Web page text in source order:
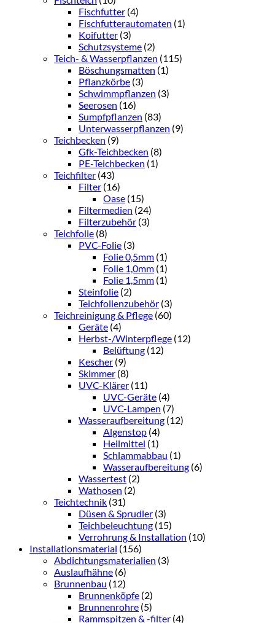
Fischfutter (4)
Fischfutterautomaten (1)
Koifutter (3)
Schutzsysteme (2)
Teich- & Wasserpflanzen (115)
Böschungsmatten (1)
Pflanzkörbe (3)
Schwimmpflanzen (3)
Seerosen (16)
Sumpfpflanzen (83)
Unterwasserpflanzen (9)
Teichbecken (9)
Gfk-Teichbecken (8)
PE-Teichbecken (1)
Teichfilter (43)
Filter (16)
Oase (15)
Filtermedien (24)
Filterzubehör (3)
Teichfolie (8)
PVC-Folie (3)
Folie 0,5mm (1)
Folie 1,0mm (1)
Folie 1,5mm (1)
Steinfolie (2)
Teichfolienzubehör (3)
Teichreinigung & Pflege (60)
Geräte (4)
Herbst-/Winterpflege (12)
Belüftung (12)
Kescher (9)
Skimmer (8)
UVC-Klärer (11)
UVC-Geräte (4)
UVC-Lampen (7)
Wasseraufbereitung (12)
Algenstop (4)
Heilmittel (1)
Schlammabbau (1)
Wasseraufbereitung (6)
Wassertest (2)
Wathosen (2)
Teichtechnik (31)
Düsen & Sprudler (3)
Teichbeleuchtung (15)
Verrohrung & Installation (10)
Installationsmaterial (156)
Abdichtungsmaterialien (3)
Auslaufhähne (6)
Brunnenbau (12)
Brunnenköpfe (2)
Brunnenrohre (5)
Rammspitzen & -filter (4)